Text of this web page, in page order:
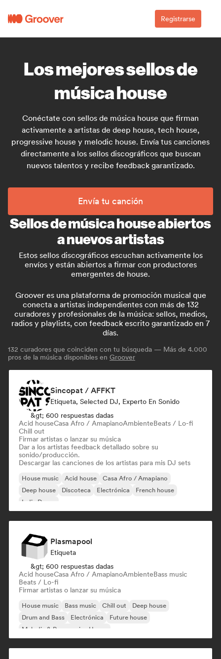
Registrarse
Los mejores sellos de
música house
Conéctate con sellos de música house que firman
activamente a artistas de deep house, tech house,
progressive house y melodic house. Envía tus canciones
directamente a los sellos discográficos que buscan
nuevos talentos y recibe feedback garantizado.
Envía tu canción
Sellos de música house abiertos
a nuevos artistas
Estos sellos discográficos escuchan activamente los
envíos y están abiertos a firmar con productores
emergentes de house.
Groover es una plataforma de promoción musical que
conecta a artistas independientes con más de 132
curadores y profesionales de la música: sellos, medios,
radios y playlists, con feedback escrito garantizado en 7
días.
132 curadores que coinciden con tu búsqueda — Más de 4.000
pros de la música disponibles en Groover
Sincopat / AFFKT
Etiqueta, Selected DJ, Experto En Sonido
&gt; 600 respuestas dadas
Acid houseCasa Afro / AmapianoAmbienteBeats / Lo-fi
Chill out
Firmar artistas o lanzar su música
Dar a los artistas feedback detallado sobre su
sonido/producción.
Descargar las canciones de los artistas para mis DJ sets
House music Acid house
Casa Afro / Amapiano
Deep house
Discoteca Electrónica
French house
Indie Dance
Plasmapool
Etiqueta
&gt; 600 respuestas dadas
Acid houseCasa Afro / AmapianoAmbienteBass music
Beats / Lo-fi
Firmar artistas o lanzar su música
House music Bass music Chill out
Deep house
Drum and Bass
Electrónica
Future house
Melodic & Progressive House